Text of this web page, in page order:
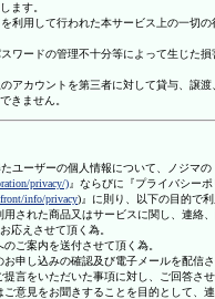
ます。
利用して行われた本サービス上の一切の
ワードの管理不十分等によって生じた損
アカウントを第三者に対して貸与、譲
きません。
ユーザーの個人情報について、ノジマ
privacy/)』ならびに『プライバシーポ
info/privacy)』に則り、以下の目的で利
用された商品又はサービスに関し、連絡
応えさせて頂く為。
ご案内を送付させて頂く為。
申し込みの確認及び電子メールを配信さ
言をいただいた事項に対し、ご回答させ
意見をお聞きすることを目的として、連